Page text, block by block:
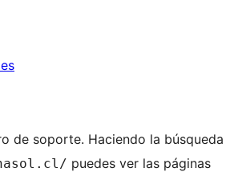
de soporte. Haciendo la búsqueda
puedes ver las páginas